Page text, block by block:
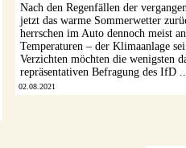
Nach den Regenfällen der
jetzt das warme Sommerwetter
herrschen im Auto dennoch meist
Temperaturen – der Klimaanlage sei
Verzichten möchten die wenigsten
repräsentativen Befragung des IfD ...
02.08.2021